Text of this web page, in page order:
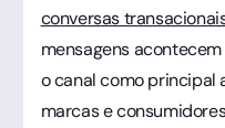
conversas
mensagens
o canal como principal
marcas e